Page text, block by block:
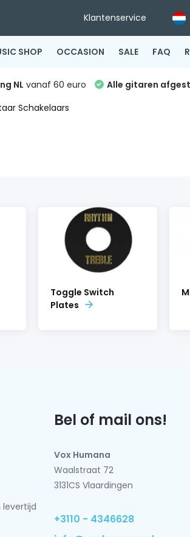
Klantenservice
SHOP OCCASION SALE FAQ
NL vanaf 60 euro Alle gitaren
Schakelaars
Toggle Switch
Plates
Bel of mail ons!
Vox Humana
Waalstraat 72
3131CS Vlaardingen
+3110 - 4346628